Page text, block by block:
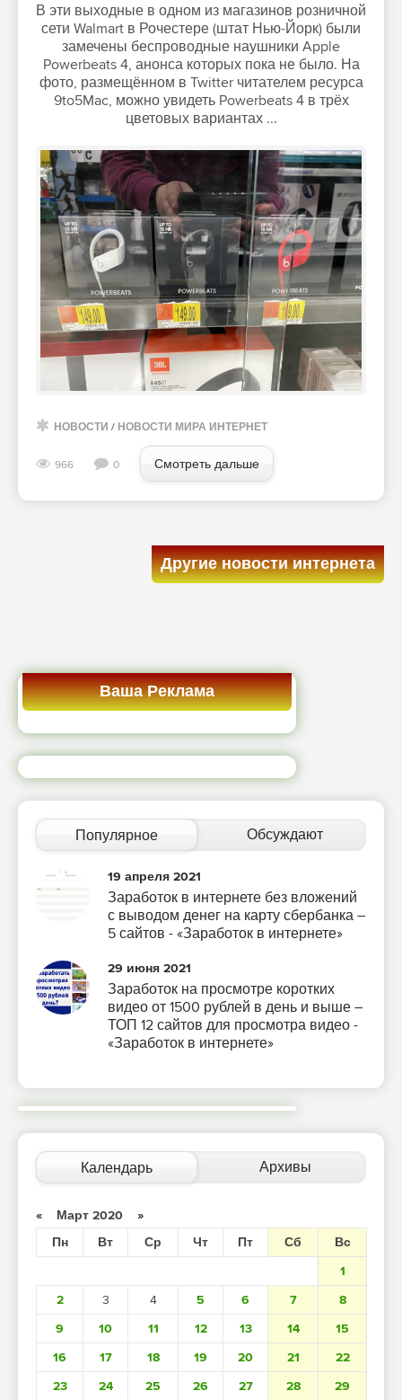
В эти выходные в одном из магазинов розничной
сети Walmart в Рочестере (штат Нью-Йорк) были
замечены беспроводные наушники Apple
Powerbeats 4, анонса которых пока не было. На
фото, размещённом в Twitter читателем ресурса
9to5Mac, можно увидеть Powerbeats 4 в трёх
цветовых вариантах ...
НОВОСТИ / НОВОСТИ МИРА ИНТЕРНЕТ
966 0 Смотреть дальше
Другие новости интернета
Ваша Реклама
Популярное Обсуждают
19 апреля 2021
Заработок в интернете без вложений
с выводом денег на карту сбербанка –
5 сайтов - «Заработок в интернете»
29 июня 2021
Заработок на просмотре коротких
видео от 1500 рублей в день и выше –
ТОП 12 сайтов для просмотра видео -
«Заработок в интернете»
Календарь Архивы
« Март 2020 »
Пн
Вт Ср Чт Пт Сб
Вс
1
2
3 4 5 6 7
8
9
10 11 12 13 14
15
16
17 18 19 20 21
22
23
24 25 26 27 28
29